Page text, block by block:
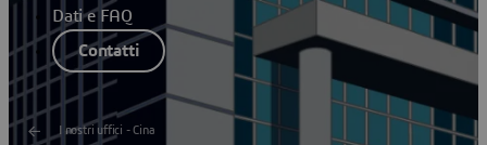
Dati e FAQ
Contatti
I nostri uffici - Cina